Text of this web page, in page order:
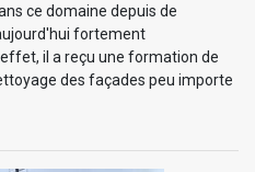
ce domaine depuis de
fortement
il a reçu une formation de
des façades peu importe